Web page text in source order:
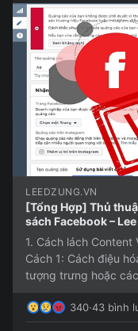
LEEDZUNG.VN
[Tổng Hợp] Thủ
sách Facebook –
1. Cách lách Content
Cách 1: Cách điệu
tượng trưng hoặc
340·43 bình